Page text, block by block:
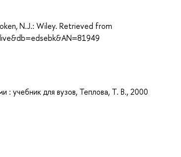
N.J.: Wiley. Retrieved from
учебник для вузов, Теплова, Т. В., 2000